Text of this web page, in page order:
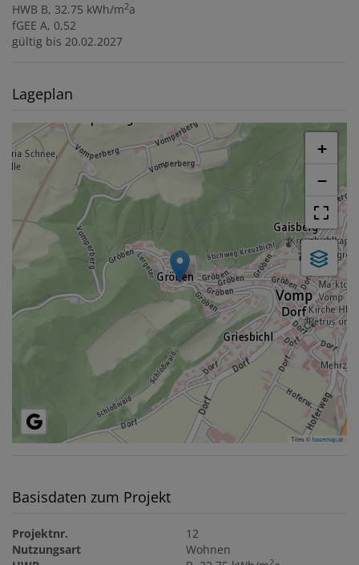
HWB B, 32.75 kWh/m2a
fGEE A, 0,52
gültig bis 20.02.2027
Lageplan
+
−
Tiles ©basemap.at
Basisdaten zum Projekt
Projektnr.
12
Nutzungsart
Wohnen
2